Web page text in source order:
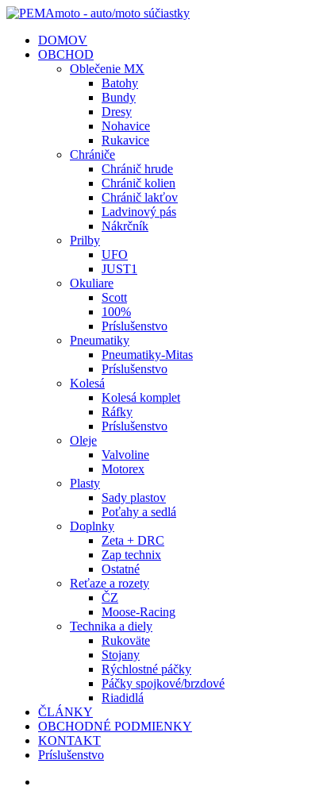
DOMOV
OBCHOD
Oblečenie MX
Batohy
Bundy
Dresy
Nohavice
Rukavice
Chrániče
Chránič hrude
Chránič kolien
Chránič lakťov
Ladvinový pás
Nákrčník
Prilby
UFO
JUST1
Okuliare
Scott
100%
Príslušenstvo
Pneumatiky
Pneumatiky-Mitas
Príslušenstvo
Kolesá
Kolesá komplet
Ráfky
Príslušenstvo
Oleje
Valvoline
Motorex
Plasty
Sady plastov
Poťahy a sedlá
Doplnky
Zeta + DRC
Zap technix
Ostatné
Reťaze a rozety
ČZ
Moose-Racing
Technika a diely
Rukoväte
Stojany
Rýchlostné páčky
Páčky spojkové/brzdové
Riadidlá
ČLÁNKY
OBCHODNÉ PODMIENKY
KONTAKT
Príslušenstvo